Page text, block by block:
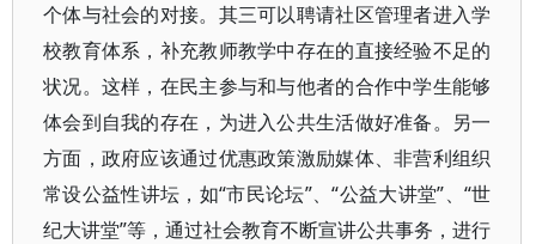
个体与社会的对接。其三可以聘请社区管理者进入学
校教育体系，补充教师教学中存在的直接经验不足的
状况。这样，在民主参与和与他者的合作中学生能够
体会到自我的存在，为进入公共生活做好准备。另一
方面，政府应该通过优惠政策激励媒体、非营利组织
常设公益性讲坛，如“市民论坛”、“公益大讲堂”、“世
纪大讲堂”等，通过社会教育不断宣讲公共事务，进行